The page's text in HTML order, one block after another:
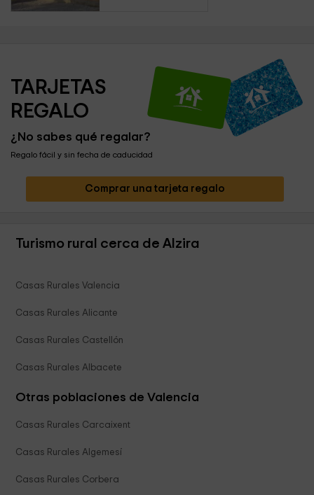
TARJETAS
REGALO
¿No sabes qué regalar?
Regalo fácil y sin fecha de caducidad
Comprar una tarjeta regalo
Turismo rural cerca de Alzira
Casas Rurales Valencia
Casas Rurales Alicante
Casas Rurales Castellón
Casas Rurales Albacete
Otras poblaciones de Valencia
Casas Rurales Carcaixent
Casas Rurales Algemesí
Casas Rurales Corbera